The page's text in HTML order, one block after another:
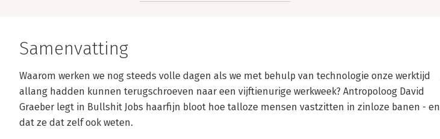
Samenvatting
Waarom werken we nog steeds volle dagen als we met behulp van technologie onze werktijd
allang hadden kunnen terugschroeven naar een vijftienurige werkweek? Antropoloog David
Graeber legt in Bullshit Jobs haarfijn bloot hoe talloze mensen vastzitten in zinloze banen - en
dat ze dat zelf ook weten.